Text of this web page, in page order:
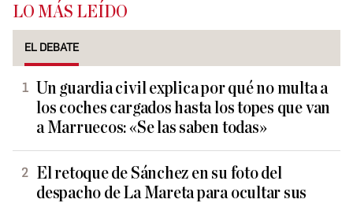
LO MÁS LEÍDO
EL DEBATE
Un guardia civil explica por qué no multa a
los coches cargados hasta los topes que van
a Marruecos: «Se las saben todas»
El retoque de Sánchez en su foto del
despacho de La Mareta para ocultar sus